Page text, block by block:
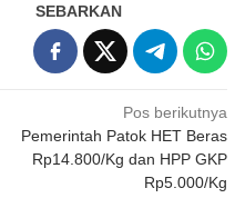
SEBARKAN
Pos berikutnya
Pemerintah Patok HET Beras
Rp14.800/Kg dan HPP GKP
Rp5.000/Kg